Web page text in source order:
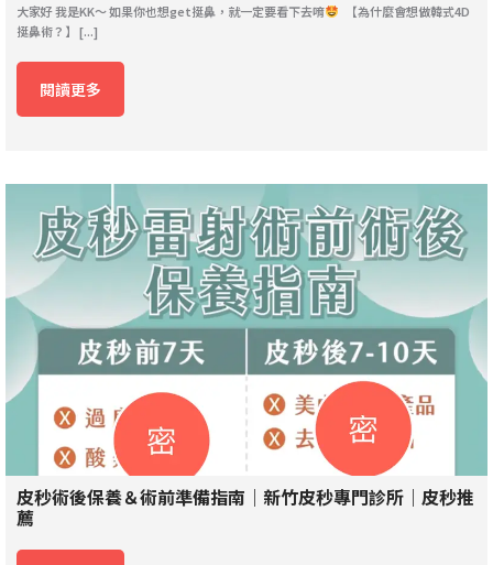
大家好 我是KK～ 如果你也想get挺鼻，就一定要看下去唷
【為什麼會想做韓式4D
挺鼻術？】 [...]
閱讀更多
皮秒術後保養＆術前準備指南｜新竹皮秒專門診所｜皮秒推
薦